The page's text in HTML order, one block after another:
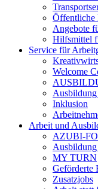
Öffentliche
Angebote
Hilfsmittel
Service für
Welcome
Inklusion
Arbeit und
AZUBI-
MY TURN
Geförderte
Zusatzjobs